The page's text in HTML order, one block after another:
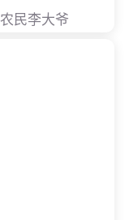
农民李大爷